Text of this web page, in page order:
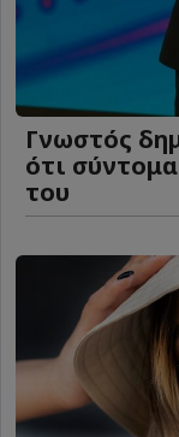
Γνωστός
ότι
του